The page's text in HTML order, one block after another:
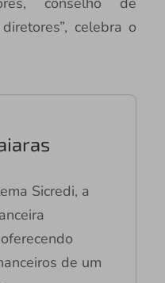
celebra o
Sicredi, a
de um